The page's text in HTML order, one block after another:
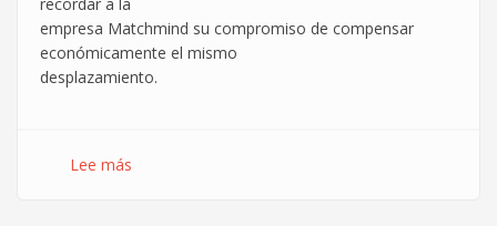
recordar a la
empresa Matchmind su compromiso de compensar
económicamente el mismo
desplazamiento.
Lee más